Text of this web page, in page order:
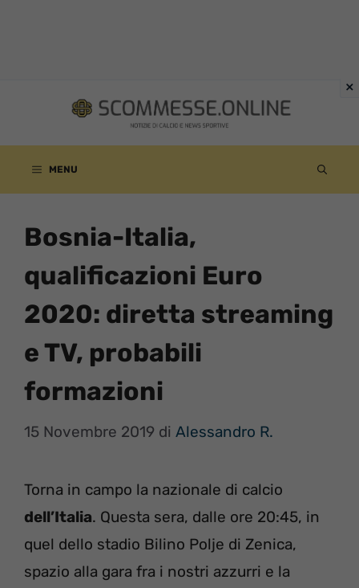
contenuto
MENU
Bosnia-Italia,
qualificazioni Euro
2020: diretta streaming
e TV, probabili
formazioni
15 Novembre 2019 di Alessandro R.
Torna in campo la nazionale di calcio
dell’Italia. Questa sera, dalle ore 20:45, in
quel dello stadio Bilino Polje di Zenica,
spazio alla gara fra i nostri azzurri e la